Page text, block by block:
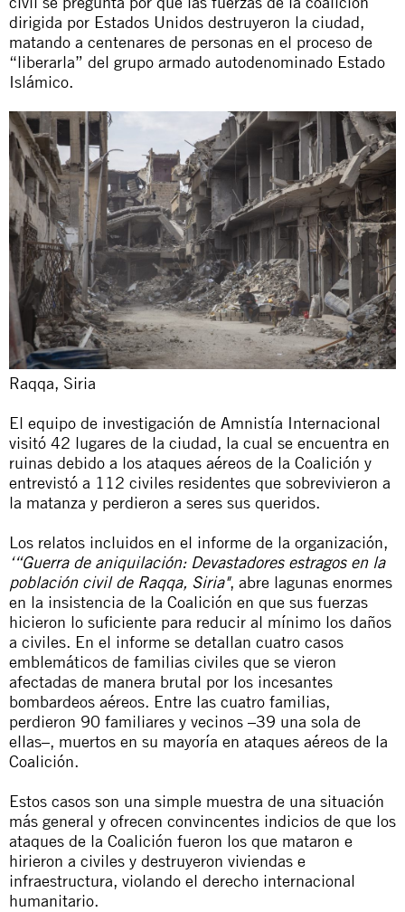
dirigida por Estados Unidos destruyeron la ciudad,
matando a centenares de personas en el proceso de
“liberarla” del grupo armado autodenominado Estado
Islámico.
Raqqa, Siria
El equipo de investigación de Amnistía Internacional
visitó 42 lugares de la ciudad, la cual se encuentra en
ruinas debido a los ataques aéreos de la Coalición y
entrevistó a 112 civiles residentes que sobrevivieron a
la matanza y perdieron a seres sus queridos.
Los relatos incluidos en el informe de la organización,
‘“Guerra de aniquilación: Devastadores estragos en la
población civil de Raqqa, Siria", abre lagunas enormes
en la insistencia de la Coalición en que sus fuerzas
hicieron lo suficiente para reducir al mínimo los daños
a civiles. En el informe se detallan cuatro casos
emblemáticos de familias civiles que se vieron
afectadas de manera brutal por los incesantes
bombardeos aéreos. Entre las cuatro familias,
perdieron 90 familiares y vecinos –39 una sola de
ellas–, muertos en su mayoría en ataques aéreos de la
Coalición.
Estos casos son una simple muestra de una situación
más general y ofrecen convincentes indicios de que los
ataques de la Coalición fueron los que mataron e
hirieron a civiles y destruyeron viviendas e
infraestructura, violando el derecho internacional
humanitario.